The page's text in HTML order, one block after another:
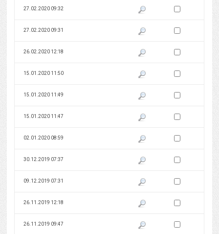
27.02.2020 09:32 Pokaż podgląd wersji z dnia
Zaznacz wersję do
27.02.2020 09:31 Pokaż podgląd wersji z dnia
Zaznacz wersję do
26.02.2020 12:18 Pokaż podgląd wersji z dnia
Zaznacz wersję do
15.01.2020 11:50 Pokaż podgląd wersji z dnia
Zaznacz wersję do
15.01.2020 11:49 Pokaż podgląd wersji z dnia
Zaznacz wersję do
15.01.2020 11:47 Pokaż podgląd wersji z dnia
Zaznacz wersję do
02.01.2020 08:59 Pokaż podgląd wersji z dnia
Zaznacz wersję do
30.12.2019 07:37 Pokaż podgląd wersji z dnia
Zaznacz wersję do
09.12.2019 07:31 Pokaż podgląd wersji z dnia
Zaznacz wersję do
26.11.2019 12:18 Pokaż podgląd wersji z dnia
Zaznacz wersję do
26.11.2019 09:47 Pokaż podgląd wersji z dnia
Zaznacz wersję do